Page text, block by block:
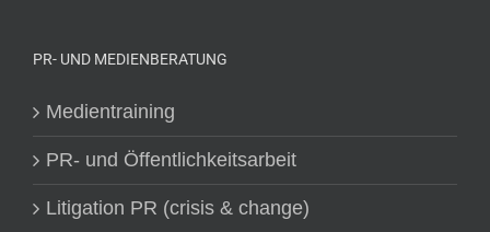
PR- UND MEDIENBERATUNG
Medientraining
PR- und Öffentlichkeitsarbeit
Litigation PR (crisis & change)